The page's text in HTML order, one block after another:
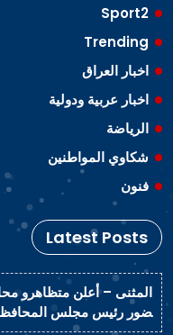
Sport2
Trending
اخبار العراق
اخبار عربية ودولية
الرياضة
شكاوي المواطنين
فنون
Latest Posts
المثنى – أعلن متظاهرو
ضور رئيس مجلس